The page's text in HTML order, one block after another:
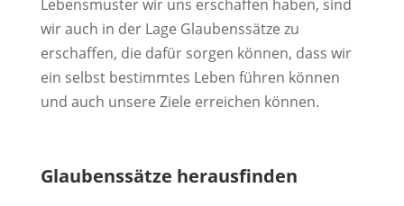
Lebensmuster wir uns erschaffen haben, sind
wir auch in der Lage Glaubenssätze zu
erschaffen, die dafür sorgen können, dass wir
ein selbst bestimmtes Leben führen können
und auch unsere Ziele erreichen können.
Glaubenssätze herausfinden